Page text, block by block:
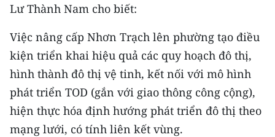
Đồng bằng sông Hồng
Bắc Trung Bộ
Duyên hải Nam Trung Bộ và Tây
Nguyên
Lư Thành Nam cho biết:
Việc nâng cấp Nhơn Trạch lên phường tạo điều
kiện triển khai hiệu quả các quy hoạch đô thị,
hình thành đô thị vệ tinh, kết nối với mô hình
phát triển TOD (gắn với giao thông công cộng),
hiện thực hóa định hướng phát triển đô thị theo
mạng lưới, có tính liên kết vùng.